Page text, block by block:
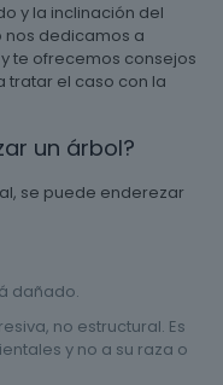
y la inclinación del
nos dedicamos a
te ofrecemos consejos
tratar el caso con la
un árbol?
se puede enderezar
dañado.
no estructural. Es
y no a su raza o